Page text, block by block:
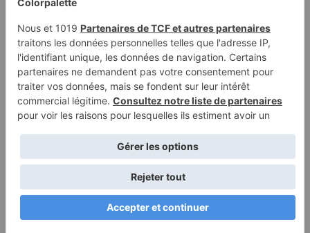
Page à colorier d'une
fille de cheval arabe
montant…
Page de coloriage
d'une cavalière
andalouse, athlète…
Conditions
Politique de